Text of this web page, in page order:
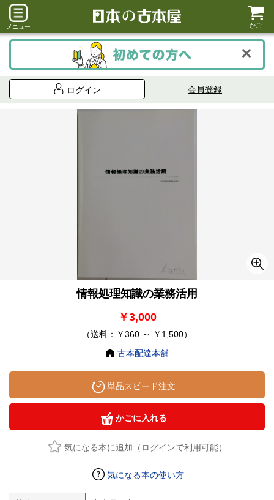
メニュー かご
ログイン 会員登録
情報処理知識の業務活用
￥3,000
（送料：￥360 ～ ￥1,500）
古本配達本舗
単品スピード注文
かごに入れる
気になる本に追加（ログインで利用可能）
気になる本の使い方